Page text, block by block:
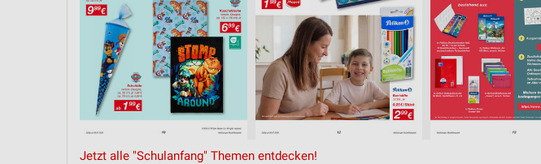
Jetzt alle "Schulanfang" Themen entdecken!